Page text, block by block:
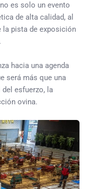
es solo un evento
de alta calidad, al
la pista de exposición
hacia una agenda
será más que una
esfuerzo, la
ovina.